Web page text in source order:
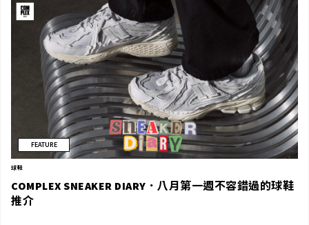
FEATURE
球鞋
COMPLEX SNEAKER DIARY．八月第一週不容錯過的球鞋
推介